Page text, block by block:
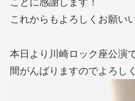
これからもよろしくお願い
本日より川崎ロック座公演
間がんばりますのでよろし